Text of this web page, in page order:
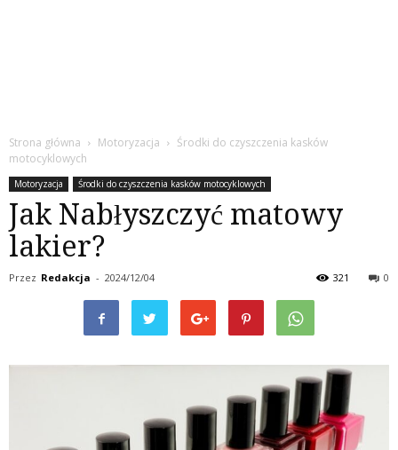
Strona główna Motoryzacja
Środki do czyszczenia kasków
motocyklowych
Motoryzacja Środki do czyszczenia kasków motocyklowych
Jak Nabłyszczyć matowy
lakier?
Przez Redakcja - 2024/12/04 0
321